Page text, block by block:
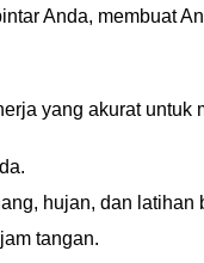
Anda, membuat
yang akurat untuk
hujan, dan latihan
tangan.